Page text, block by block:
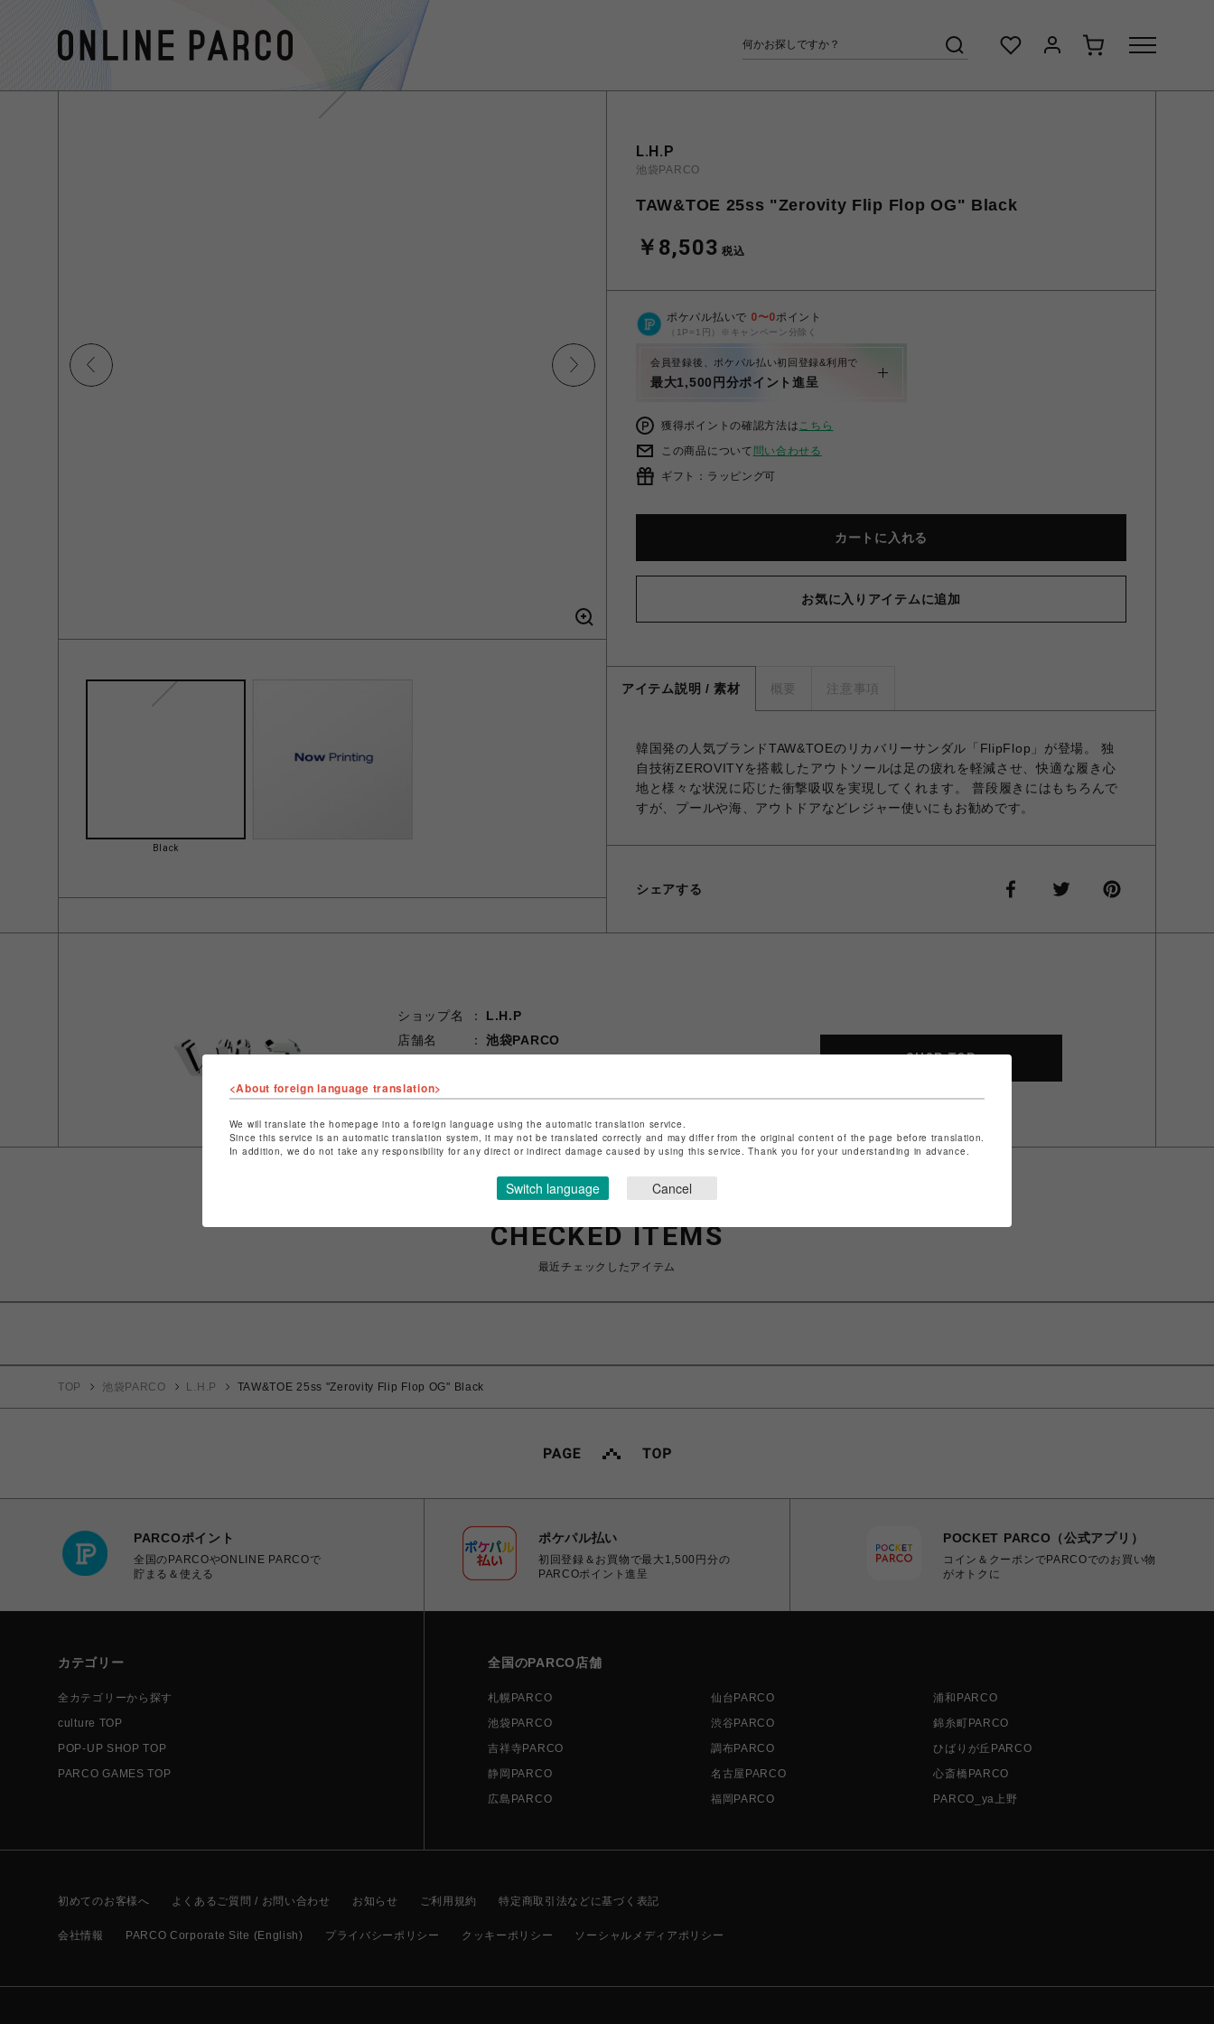
Black
L.H.P
池袋PARCO
TAW&TOE 25ss "Zerovity Flip Flop OG" Black
￥8,503 税込
ポケパル払いで 0〜0ポイント
（1P=1円）※キャンペーン分除く
会員登録後、ポケパル払い初回登録&利用で
最大1,500円分ポイント進呈
獲得ポイントの確認方法はこちら
この商品について 問い合わせる
ギフト：ラッピング可
カートに入れる
お気に入りアイテムに追加
アイテム説明 / 素材 概要 注意事項
韓国発の人気ブランドTAW&TOEのリカバリーサンダル「FlipFlop」が登場。 独
自技術ZEROVITYを搭載したアウトソールは足の疲れを軽減させ、快適な履き心
地と様々な状況に応じた衝撃吸収を実現してくれます。 普段履きにはもちろんで
すが、プールや海、アウトドアなどレジャー使いにもお勧めです。
シェアする
ショップ名
L.H.P
店舗名
池袋PARCO
ショップお問い合わせはこちら
SHOP TOP
CHECKED ITEMS
最近チェックしたアイテム
TOP 池袋PARCO L.H.P TAW&TOE 25ss "Zerovity Flip Flop OG" Black
PARCOポイント
全国のPARCOやONLINE PARCOで
貯まる＆使える
ポケパル払い
初回登録＆お買物で最大1,500円分の
PARCOポイント進呈
POCKET PARCO（公式アプリ）
コイン＆クーポンでPARCOでのお買い物
がオトクに
カテゴリー
全カテゴリーから探す
culture TOP
POP-UP SHOP TOP
PARCO GAMES TOP
全国のPARCO店舗
札幌PARCO 仙台PARCO
浦和PARCO
池袋PARCO
渋谷PARCO
錦糸町PARCO
吉祥寺PARCO
調布PARCO
ひばりが丘PARCO
静岡PARCO
名古屋PARCO
心斎橋PARCO
広島PARCO
福岡PARCO PARCO_ya上野
初めてのお客様へ よくあるご質問 / お問い合わせ お知らせ ご利用規約 特定商取引法などに基づく表記
会社情報 PARCO Corporate Site (English) プライバシーポリシー クッキーポリシー ソーシャルメディアポリシー
<About foreign language translation>
We will translate the homepage into a foreign language using the automatic translation service.
Since this service is an automatic translation system, it may not be translated correctly and may differ from the original content of the page before translation.
In addition, we do not take any responsibility for any direct or indirect damage caused by using this service. Thank you for your understanding in advance.
Switch language Cancel